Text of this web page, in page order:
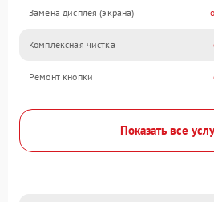
Замена дисплея (экрана)
Комплексная чистка
Ремонт кнопки
Показать все